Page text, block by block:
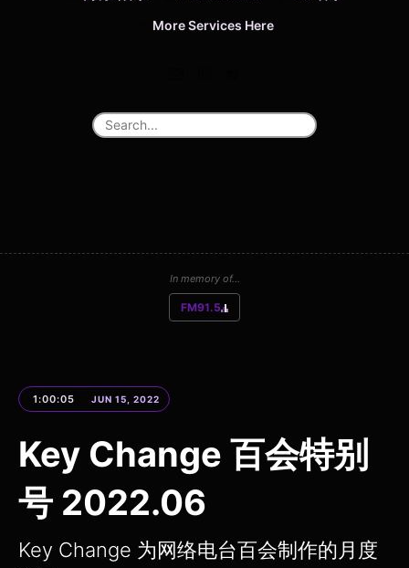
More Services Here
In memory of...
FM91.5
1:00:05 JUN 15, 2022
Key Change 百会特别
号 2022.06
Key Change 为网络电台百会制作的月度